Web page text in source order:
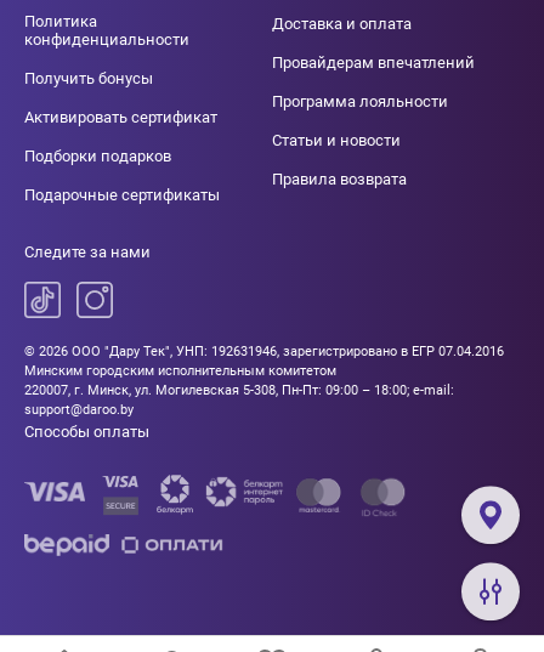
Политика
конфиденциальности
Получить бонусы
Активировать сертификат
Подборки подарков
Подарочные сертификаты
Доставка и оплата
Провайдерам впечатлений
Программа лояльности
Статьи и новости
Правила возврата
Следите за нами
© 2026 ООО "Дару Тек", УНП: 192631946, зарегистрировано в ЕГР 07.04.2016
Минским городским исполнительным комитетом
220007, г. Минск, ул. Могилевская 5-308, Пн-Пт: 09:00 – 18:00; e-mail:
support@daroo.by
Способы оплаты